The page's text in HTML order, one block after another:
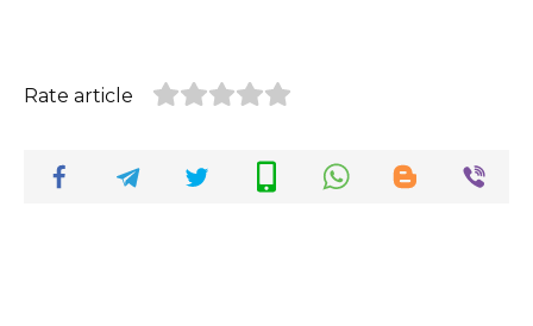
Rate article